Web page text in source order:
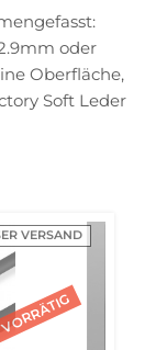
oder
Oberfläche,
Soft Leder
VERSAND